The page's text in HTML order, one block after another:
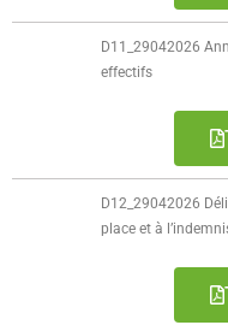
D11_29042026
effectifs
D12_29042026
place et à